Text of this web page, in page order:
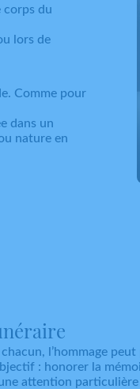
corps du
lors de
Comme pour
dans un
nature en
l’hommage
: honorer la
attention